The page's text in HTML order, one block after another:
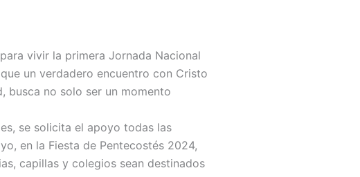
vivir la primera Jornada Nacional
un verdadero encuentro con Cristo
busca no solo ser un momento
se solicita el apoyo todas las
en la Fiesta de Pentecostés 2024,
capillas y colegios sean destinados